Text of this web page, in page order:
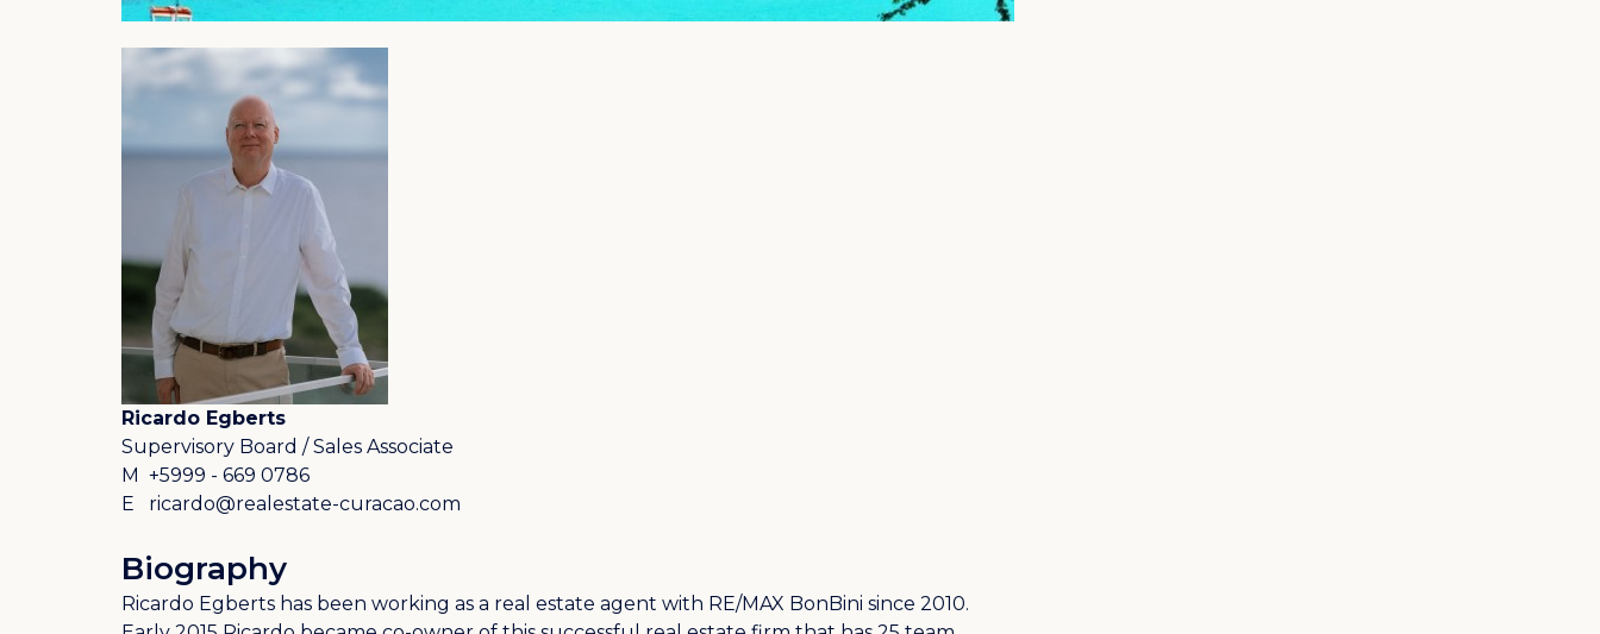
Ricardo Egberts
Supervisory Board / Sales Associate
M +5999 - 669 0786
E
ricardo@realestate-curacao.com
Biography
Ricardo Egberts has been working as a real estate agent with RE/MAX BonBini since 2010.